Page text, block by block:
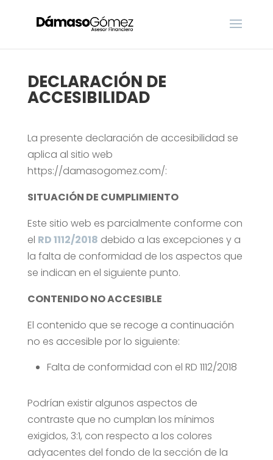
DECLARACIÓN DE
ACCESIBILIDAD
La presente declaración de accesibilidad se
aplica al sitio web
https://damasogomez.com/:
SITUACIÓN DE CUMPLIMIENTO
Este sitio web es parcialmente conforme con
el RD 1112/2018 debido a las excepciones y a
la falta de conformidad de los aspectos que
se indican en el siguiente punto.
CONTENIDO NO ACCESIBLE
El contenido que se recoge a continuación
no es accesible por lo siguiente:
Falta de conformidad con el RD 1112/2018
Podrían existir algunos aspectos de
contraste que no cumplan los mínimos
exigidos, 3:1, con respecto a los colores
adyacentes del fondo de la sección de la